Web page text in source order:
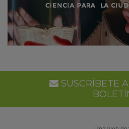
SUSCRÍBETE